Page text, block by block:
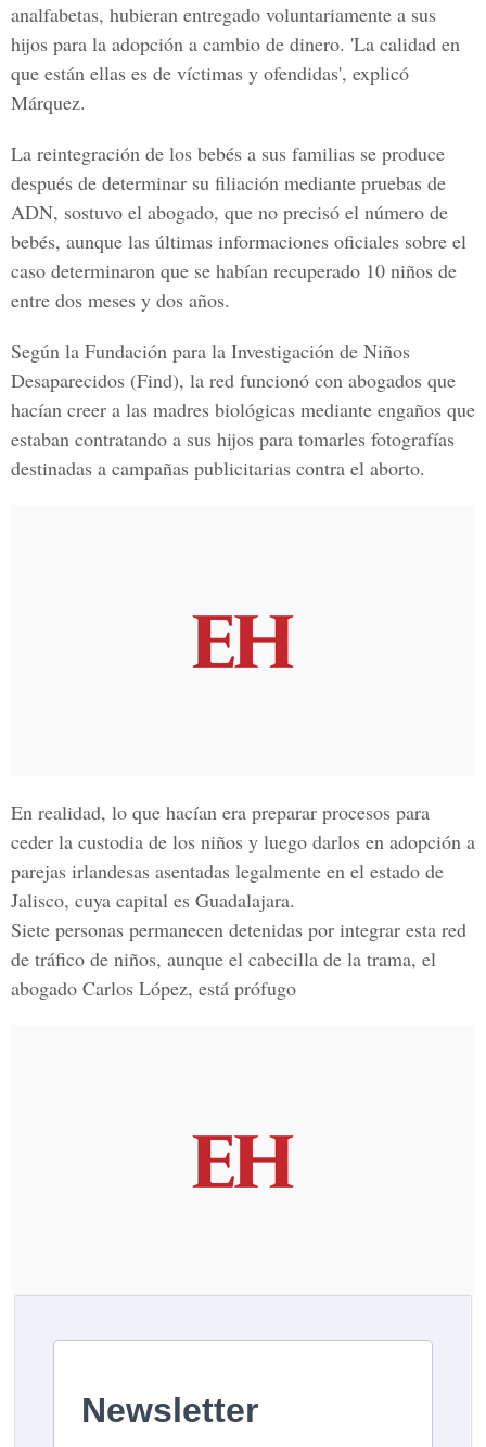
analfabetas, hubieran entregado voluntariamente a sus
hijos para la adopción a cambio de dinero. 'La calidad en
que están ellas es de víctimas y ofendidas', explicó
Márquez.
La reintegración de los bebés a sus familias se produce
después de determinar su filiación mediante pruebas de
ADN, sostuvo el abogado, que no precisó el número de
bebés, aunque las últimas informaciones oficiales sobre el
caso determinaron que se habían recuperado 10 niños de
entre dos meses y dos años.
Según la Fundación para la Investigación de Niños
Desaparecidos (Find), la red funcionó con abogados que
hacían creer a las madres biológicas mediante engaños que
estaban contratando a sus hijos para tomarles fotografías
destinadas a campañas publicitarias contra el aborto.
En realidad, lo que hacían era preparar procesos para
ceder la custodia de los niños y luego darlos en adopción a
parejas irlandesas asentadas legalmente en el estado de
Jalisco, cuya capital es Guadalajara.
Siete personas permanecen detenidas por integrar esta red
de tráfico de niños, aunque el cabecilla de la trama, el
abogado Carlos López, está prófugo